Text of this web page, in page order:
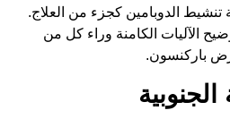
تنشيط الدوبامين كجزء من العلاج.
الآليات الكامنة وراء كل من
باركنسون.